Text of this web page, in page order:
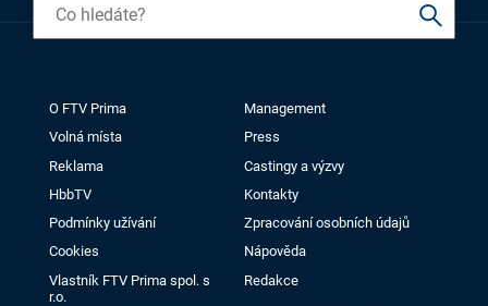
O FTV Prima
Management
Volná místa
Press
Reklama
Castingy a výzvy
HbbTV
Kontakty
Podmínky užívání
Zpracování osobních údajů
Cookies
Nápověda
Vlastník FTV Prima spol. s
r.o.
Redakce